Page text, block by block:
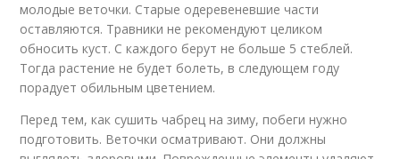
молодые веточки. Старые одеревеневшие части
оставляются. Травники не рекомендуют целиком
обносить куст. С каждого берут не больше 5 стеблей.
Тогда растение не будет болеть, в следующем году
порадует обильным цветением.
Перед тем, как сушить чабрец на зиму, побеги нужно
подготовить. Веточки осматривают. Они должны